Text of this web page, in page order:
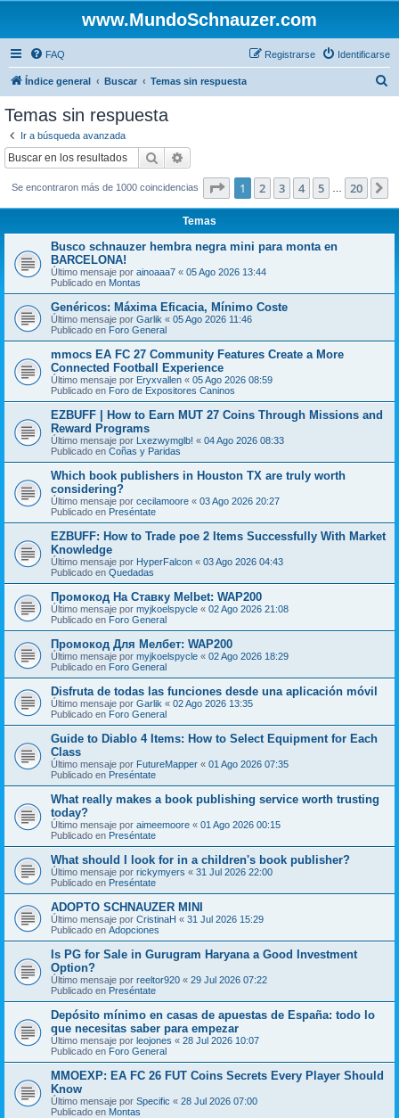
www.MundoSchnauzer.com
FAQ Identificarse
Registrarse
Índice general Buscar Temas sin respuesta
Temas sin respuesta
Ir a búsqueda avanzada
Buscar
Se encontraron más de 1000 coincidencias Página de 20
1 2 3 4 5 20
Temas
Busco schnauzer hembra negra mini para monta en
BARCELONA!
Último mensaje por ainoaaa7 « 05 Ago 2026 13:44
Publicado en Montas
Genéricos: Máxima Eficacia, Mínimo Coste
Último mensaje por Garlik « 05 Ago 2026 11:46
Publicado en Foro General
mmocs EA FC 27 Community Features Create a More
Connected Football Experience
Último mensaje por Eryxvallen « 05 Ago 2026 08:59
Publicado en Foro de Expositores Caninos
EZBUFF | How to Earn MUT 27 Coins Through Missions and
Reward Programs
Último mensaje por Lxezwymglb! « 04 Ago 2026 08:33
Publicado en Coñas y Paridas
Which book publishers in Houston TX are truly worth
considering?
Último mensaje por cecilamoore « 03 Ago 2026 20:27
Publicado en Preséntate
EZBUFF: How to Trade poe 2 Items Successfully With Market
Knowledge
Último mensaje por HyperFalcon « 03 Ago 2026 04:43
Publicado en Quedadas
Промокод На Ставку Melbet: WAP200
Último mensaje por myjkoelspycle « 02 Ago 2026 21:08
Publicado en Foro General
Промокод Для Мелбет: WAP200
Último mensaje por myjkoelspycle « 02 Ago 2026 18:29
Publicado en Foro General
Disfruta de todas las funciones desde una aplicación móvil
Último mensaje por Garlik « 02 Ago 2026 13:35
Publicado en Foro General
Guide to Diablo 4 Items: How to Select Equipment for Each
Class
Último mensaje por FutureMapper « 01 Ago 2026 07:35
Publicado en Preséntate
What really makes a book publishing service worth trusting
today?
Último mensaje por aimeemoore « 01 Ago 2026 00:15
Publicado en Preséntate
What should I look for in a children's book publisher?
Último mensaje por rickymyers « 31 Jul 2026 22:00
Publicado en Preséntate
ADOPTO SCHNAUZER MINI
Último mensaje por CristinaH « 31 Jul 2026 15:29
Publicado en Adopciones
Is PG for Sale in Gurugram Haryana a Good Investment
Option?
Último mensaje por reeltor920 « 29 Jul 2026 07:22
Publicado en Preséntate
Depósito mínimo en casas de apuestas de España: todo lo
que necesitas saber para empezar
Último mensaje por leojones « 28 Jul 2026 10:07
Publicado en Foro General
MMOEXP: EA FC 26 FUT Coins Secrets Every Player Should
Know
Último mensaje por Specific « 28 Jul 2026 07:00
Publicado en Montas